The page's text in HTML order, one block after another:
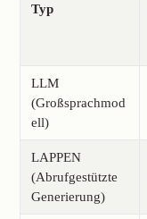
Typ
LLM
(Großsprachmod
ell)
LAPPEN
(Abrufgestützte
Generierung)